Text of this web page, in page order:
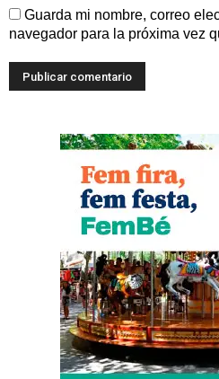
Guarda mi nombre, correo
navegador para la próxima vez